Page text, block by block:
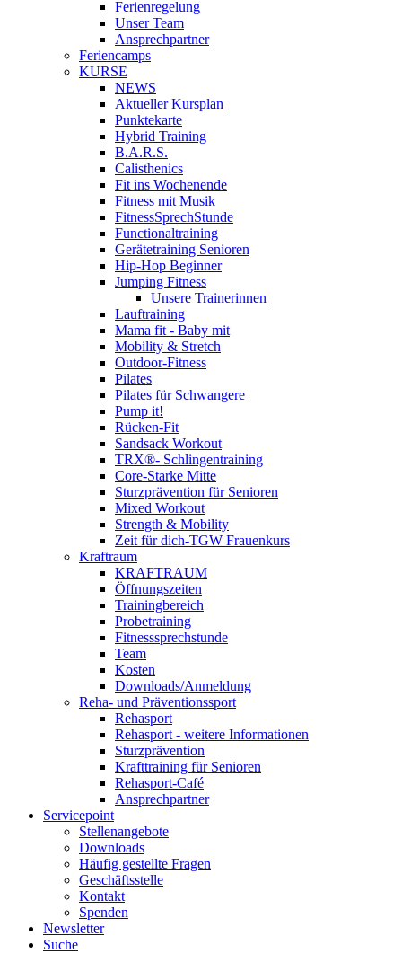
Ferienregelung
Unser Team
Ansprechpartner
Feriencamps
KURSE
NEWS
Aktueller Kursplan
Punktekarte
Hybrid Training
B.A.R.S.
Calisthenics
Fit ins Wochenende
Fitness mit Musik
FitnessSprechStunde
Functionaltraining
Gerätetraining Senioren
Hip-Hop Beginner
Jumping Fitness
Unsere Trainerinnen
Lauftraining
Mama fit - Baby mit
Mobility & Stretch
Outdoor-Fitness
Pilates
Pilates für Schwangere
Pump it!
Rücken-Fit
Sandsack Workout
TRX®- Schlingentraining
Core-Starke Mitte
Sturzprävention für Senioren
Mixed Workout
Strength & Mobility
Zeit für dich-TGW Frauenkurs
Kraftraum
KRAFTRAUM
Öffnungszeiten
Trainingbereich
Probetraining
Fitnesssprechstunde
Team
Kosten
Downloads/Anmeldung
Reha- und Präventionssport
Rehasport
Rehasport - weitere Informationen
Sturzprävention
Krafttraining für Senioren
Rehasport-Café
Ansprechpartner
Servicepoint
Stellenangebote
Downloads
Häufig gestellte Fragen
Geschäftsstelle
Kontakt
Spenden
Newsletter
Suche